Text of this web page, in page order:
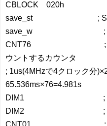
CBLOCK 020h
save_st ;
save_w ; W-reg
CNT76 ; TMR0割
ウントするカウンタ
; 1us(4MHzで4クロック分
65.536ms×76=4.981s
DIM1 ; LED
DIM2 ; LED
CNT01 ; LEDディ